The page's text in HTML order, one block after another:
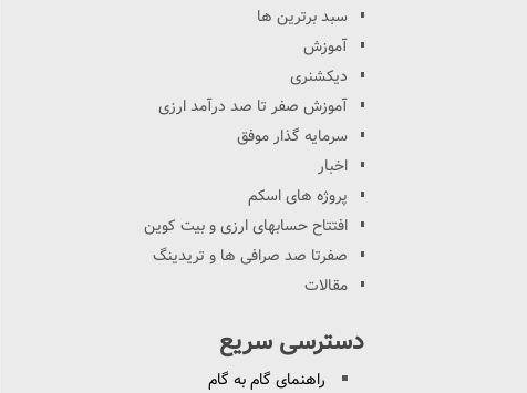
سبد برترین ها
آموزش
دیکشنری
آموزش صفر تا صد درآمد ارزی
سرمایه گذار موفق
اخبار
پروژه های اسکم
افتتاح حسابهای ارزی و بیت کوین
صفرتا صد صرافی ها و تریدینگ
مقالات
دسترسی سریع
راهنمای گام به گام